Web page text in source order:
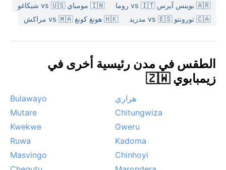
🇦🇷 بوينس آيرس vs 🇮🇹 روما
🇮🇳 مومباي vs 🇺🇸 شيكاغو
🇨🇦 تورونتو vs 🇪🇸 مدريد
🇭🇰 هونغ كونغ vs 🇲🇦 مراكش
الطقس في مدن رئيسية أخرى في
زيمبابوي 🇿🇼
هراري
Bulawayo
Chitungwiza
Mutare
Gweru
Kwekwe
Kadoma
Ruwa
Chinhoyi
Masvingo